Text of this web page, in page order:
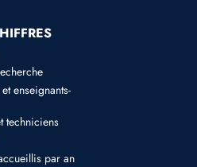
enseignants-
techniciens
par an